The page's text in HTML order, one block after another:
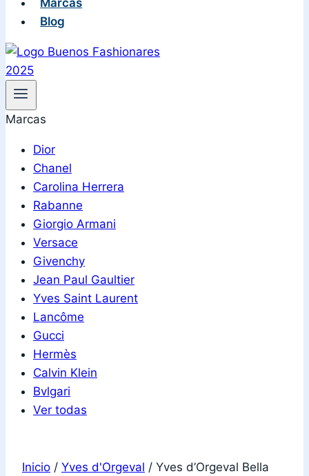
Marcas
Blog
Marcas
Dior
Chanel
Carolina Herrera
Rabanne
Giorgio Armani
Versace
Givenchy
Jean Paul Gaultier
Yves Saint Laurent
Lancôme
Gucci
Hermès
Calvin Klein
Bvlgari
Ver todas
Inicio / Yves d'Orgeval / Yves d’Orgeval Bella